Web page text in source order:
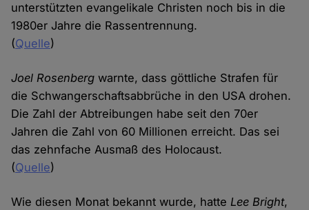
unterstützten evangelikale Christen noch bis in die
1980er Jahre die Rassentrennung.
(Quelle)
Joel Rosenberg warnte, dass göttliche Strafen für
die Schwangerschaftsabbrüche in den USA drohen.
Die Zahl der Abtreibungen habe seit den 70er
Jahren die Zahl von 60 Millionen erreicht. Das sei
das zehnfache Ausmaß des Holocaust.
(Quelle)
Wie diesen Monat bekannt wurde, hatteLee Bright,